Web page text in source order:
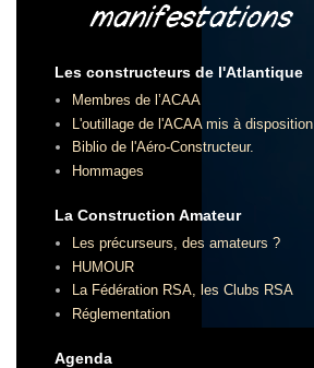
Les constructeurs de l'Atlantique
Membres de l’ACAA
L'outillage de l'ACAA mis à disposition
Biblio de l'Aéro-Constructeur.
Hommages
La Construction Amateur
Les précurseurs, des amateurs ?
HUMOUR
La Fédération RSA, les Clubs RSA
Réglementation
Agenda